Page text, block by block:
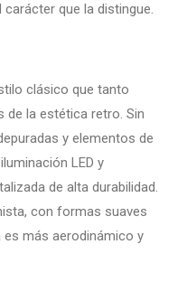
que la distingue.
clásico que tanto
de la estética retro. Sin
y elementos de
LED y
de alta durabilidad.
con formas suaves
es más aerodinámico y